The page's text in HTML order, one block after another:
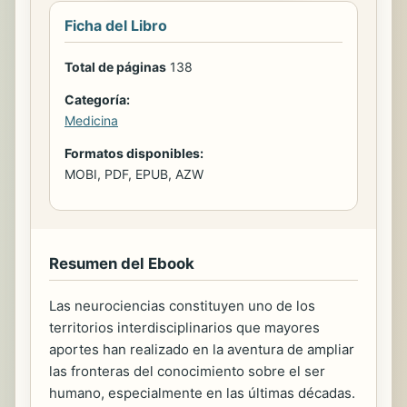
Ficha del Libro
Total de páginas 138
Categoría:
Medicina
Formatos disponibles:
MOBI, PDF, EPUB, AZW
Resumen del Ebook
Las neurociencias constituyen uno de los
territorios interdisciplinarios que mayores
aportes han realizado en la aventura de ampliar
las fronteras del conocimiento sobre el ser
humano, especialmente en las últimas décadas.